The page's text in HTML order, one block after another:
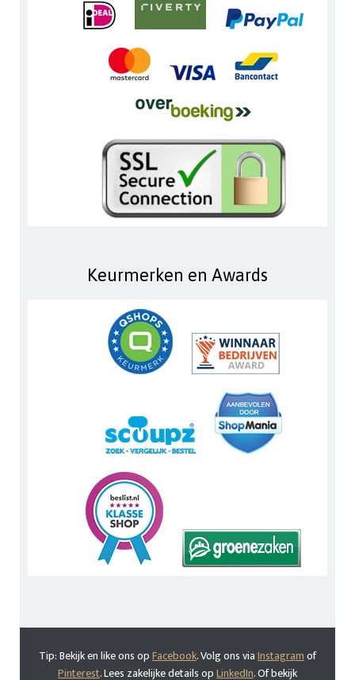
Keurmerken en Awards
Tip: Bekijk en like ons opFacebook. Volg ons viaInstagramof
Pinterest. Lees zakelijke details opLinkedIn. Of bekijk